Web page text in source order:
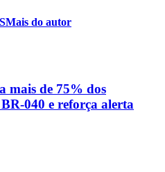
Mais do autor
mais de 75% dos
040 e reforça alerta